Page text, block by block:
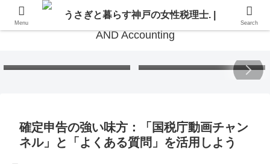
確定申告の強い味方：「国税庁動画チャン
ネル」と「よくある質問」を活用しよう
Menu Search